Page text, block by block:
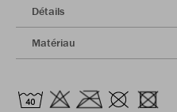
Détails
Matériau